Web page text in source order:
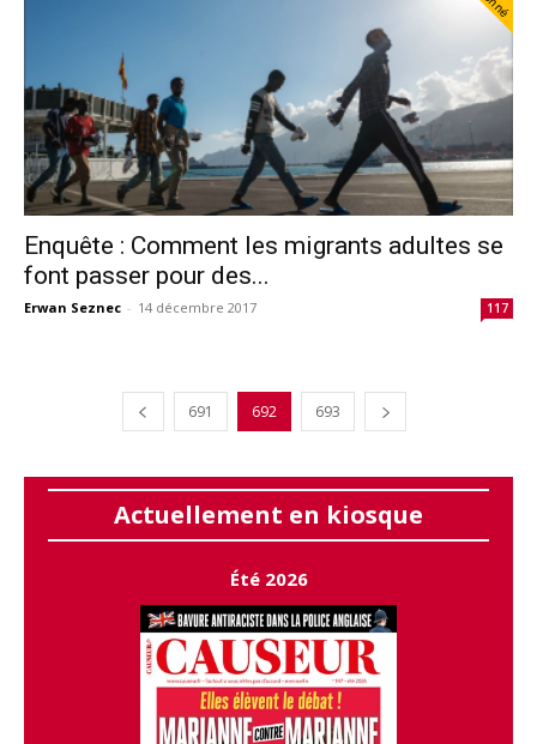
Enquête : Comment les migrants adultes se
font passer pour des...
Erwan Seznec - 14 décembre 2017 117
691 692 693
Actuellement en kiosque
Été 2026